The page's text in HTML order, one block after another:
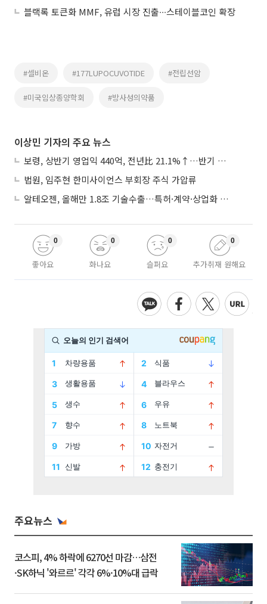
블랙록 토큰화 MMF, 유럽 시장 진출∙∙∙스테이블코인 확장
#셀비온 #177LUPOCUVOTIDE #전립선암
#미국임상종양학회 #방사성의약품
이상민 기자의 주요 뉴스
보령, 상반기 영업익 440억, 전년比 21.1%↑…반기 역대 최대
법원, 임주현 한미사이언스 부회장 주식 가압류
알테오젠, 올해만 1.8조 기술수출…특허·계약·상업화 ‘삼박자’
좋아요
0
화나요
0
슬퍼요
0
추가취재 원해요
0
주요뉴스
코스피, 4% 하락에 6270선 마감…삼전
·SK하닉 '와르르' 각각 6%·10%대 급락